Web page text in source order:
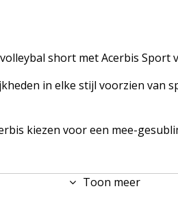
short met Acerbis Sport
in elke stijl voorzien van
kiezen voor een mee-
Toon meer